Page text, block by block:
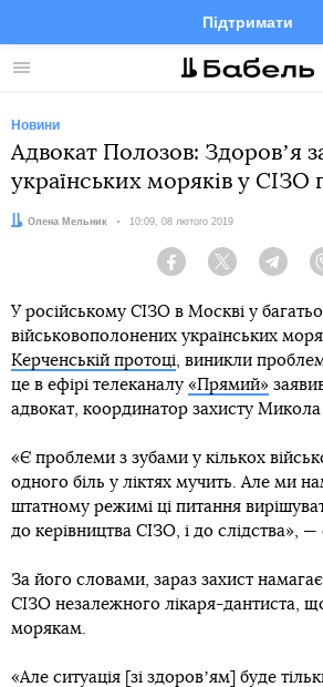
Меню
Підтримати
FacebookTelegram
Новини
Адвокат Полозов: Здоровʼя
українських моряків у СІЗО
Автор:
Олена Мельник Дата:
10:09, 08 лютого 2019
Facebook Twitter
У російському СІЗО в Москві у
військовополонених українських
Керченській протоці, виникли
це в ефірі телеканалу «Прямий»
адвокат, координатор захисту
«Є проблеми з зубами у кількох
одного біль у ліктях мучить. Але ми
штатному режимі ці питання
до керівництва СІЗО, і до слідства», —
За його словами, зараз захист
СІЗО незалежного лікаря-дантиста,
морякам.
«Але ситуація [зі здоровʼям] буде